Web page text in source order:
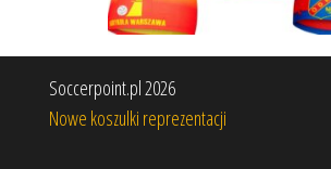
Soccerpoint.pl 2026
Nowe koszulki reprezentacji